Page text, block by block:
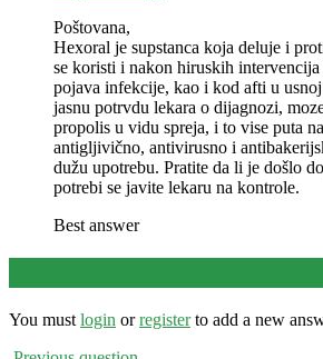
Poštovana,
Hexoral je supstanca koja deluje i
se koristi i nakon hiruskih intervencija
pojava infekcije, kao i kod afti u
jasnu potrvdu lekara o dijagnozi,
propolis u vidu spreja, i to vise puta
antigljivično, antivirusno i
dužu upotrebu. Pratite da li je došlo
potrebi se javite lekaru na kontrole.
Best answer
You must login orregisterto add a new